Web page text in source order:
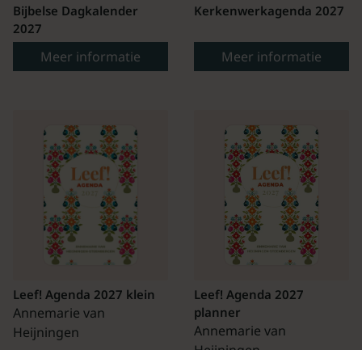
Bijbelse Dagkalender
2027
Meer informatie
Kerkenwerkagenda 2027
Meer informatie
Leef! Agenda 2027 klein
Annemarie van
Heijningen
Leef! Agenda 2027
planner
Annemarie van